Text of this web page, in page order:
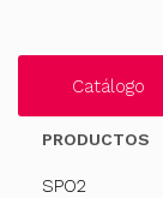
Catálogo
PRODUCTOS
SPO2